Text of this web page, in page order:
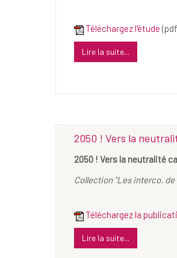
Téléchargez l'étude
Lire la suite...
2050 ! Vers la
2050 ! Vers la neutralité
Collection "Les interco. de
Téléchargez la
Lire la suite...